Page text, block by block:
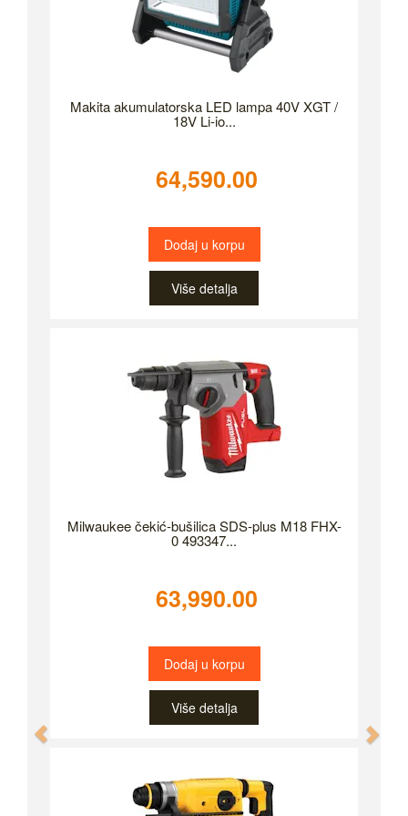
Makita akumulatorska LED lampa 40V XGT /
18V Li-io...
64,590.00
Dodaj u korpu
Više detalja
Milwaukee čekić-bušilica SDS-plus M18 FHX-
0 493347...
63,990.00
Dodaj u korpu
Više detalja